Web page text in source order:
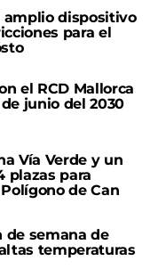
amplio dispositivo
para el
el RCD Mallorca
junio del 2030
Vía Verde y un
plazas para
de Can
de semana de
temperaturas